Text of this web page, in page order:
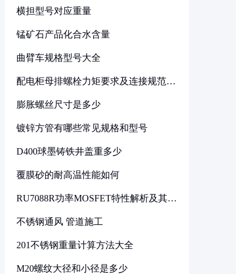
横担型号对应重量
锰矿石产品化合水含量
曲臂车规格型号大全
配电柜母排螺栓力矩要求及连接规范详
膨胀螺丝尺寸是多少
镀锌方管有哪些常见规格和型号
D400球墨铸铁井盖重多少
覆膜砂的耐高温性能如何
RU7088R功率MOSFET特性解析及其在
不锈钢通风 管道施工
201不锈钢重量计算方法大全
M20螺纹大径和小径是多少